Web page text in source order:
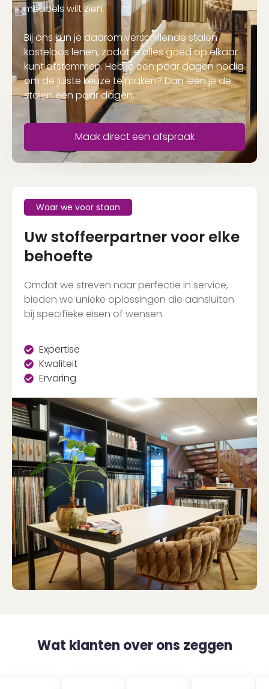
meubels wilt zien.
Bij ons kun je daarom verschillende stalen
kosteloos lenen, zodat je alles goed op elkaar
kunt afstemmen. Heb je een paar dagen nodig
om de juiste keuze te maken? Dan leen je de
stalen een paar dagen.
Maak direct een afspraak
Waar we voor staan
Uw stoffeerpartner voor elke
behoefte
Omdat we streven naar perfectie in service,
bieden we unieke oplossingen die aansluiten
bij specifieke eisen of wensen.
Expertise
Kwaliteit
Ervaring
Wat klanten over ons zeggen